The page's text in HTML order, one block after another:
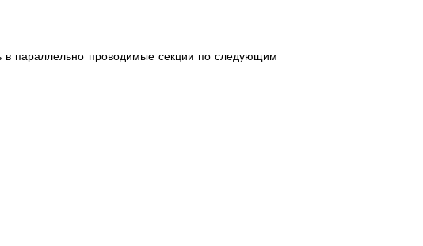
в параллельно проводимые секции по следующим